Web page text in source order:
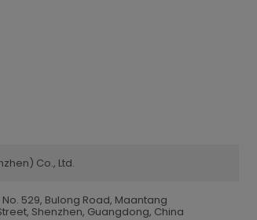
Co., Ltd.
No. 529, Bulong Road, Maantang
Shenzhen, Guangdong, China